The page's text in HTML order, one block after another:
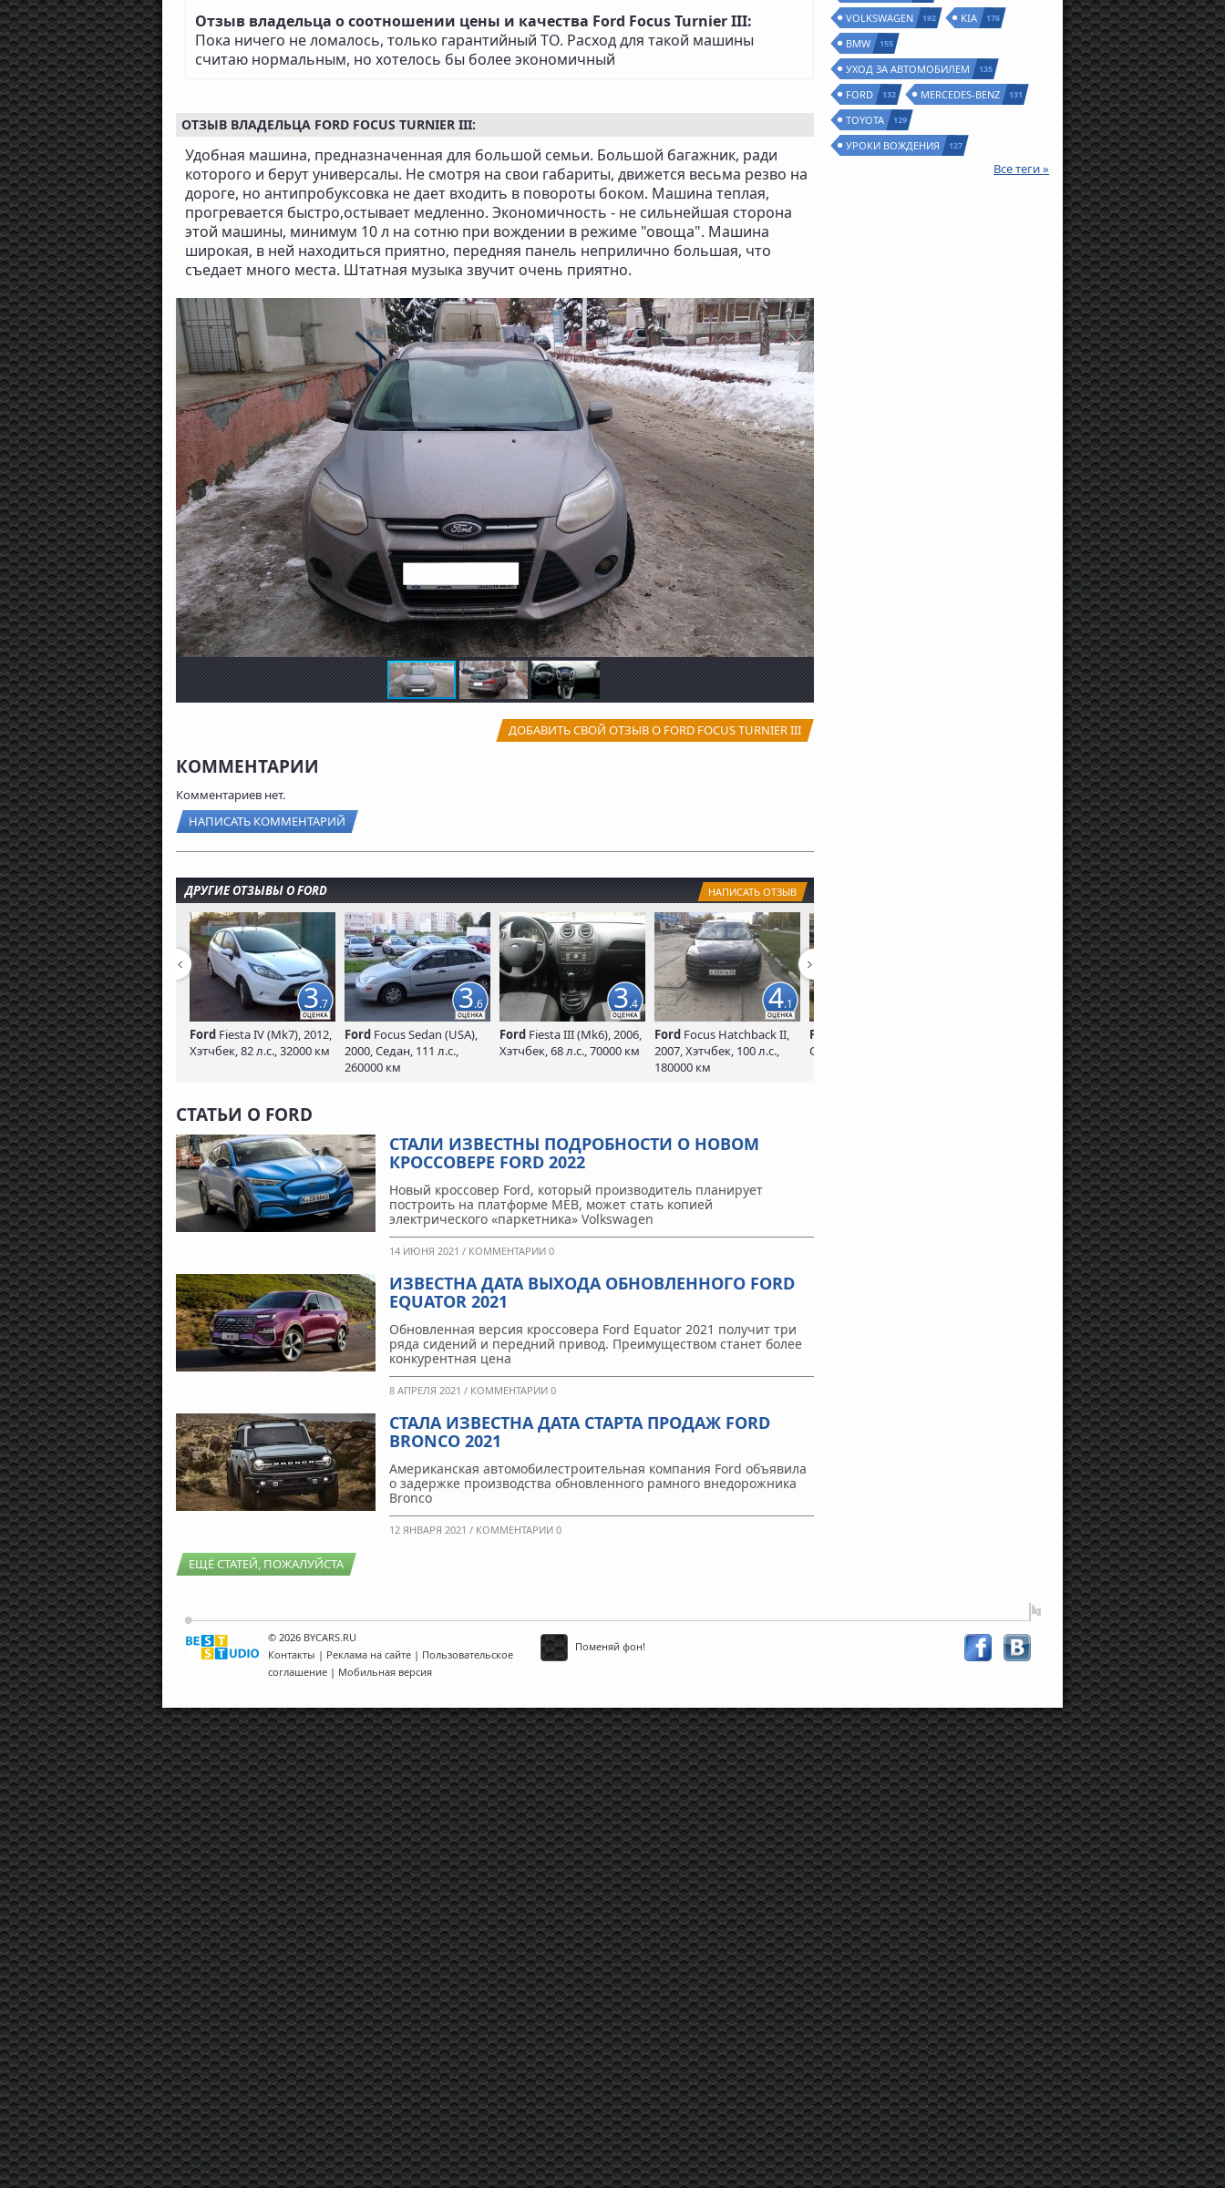
Отзыв владельца о соотношении цены и качества Ford Focus Turnier III:
Пока ничего не ломалось, только гарантийный ТО. Расход для такой машины
считаю нормальным, но хотелось бы более экономичный
ОТЗЫВ ВЛАДЕЛЬЦА FORD FOCUS TURNIER III:
Удобная машина, предназначенная для большой семьи. Большой багажник, ради
которого и берут универсалы. Не смотря на свои габариты, движется весьма резво на
дороге, но антипробуксовка не дает входить в повороты боком. Машина теплая,
прогревается быстро,остывает медленно. Экономичность - не сильнейшая сторона
этой машины, минимум 10 л на сотню при вождении в режиме "овоща". Машина
широкая, в ней находиться приятно, передняя панель неприлично большая, что
съедает много места. Штатная музыка звучит очень приятно.
ДОБАВИТЬ СВОЙ ОТЗЫВ О FORD FOCUS TURNIER III
КОММЕНТАРИИ
Комментариев нет.
НАПИСАТЬ КОММЕНТАРИЙ
ДРУГИЕ ОТЗЫВЫ О FORD НАПИСАТЬ ОТЗЫВ
3.7
Ford Fiesta IV (Mk7), 2012,
Хэтчбек, 82 л.с., 32000 км
3.6
Ford Focus Sedan (USA),
2000, Седан, 111 л.с.,
260000 км
3.4
Ford Fiesta III (Mk6), 2006,
Хэтчбек, 68 л.с., 70000 км
4.1
Ford Focus Hatchback II,
2007, Хэтчбек, 100 л.с.,
180000 км
Ford
Седан, 161 л.с., 86000 км
3.6
Hatchback, 2002, Хэтчбек,
130 л.с., 240000 км
FordB-MAX, 2013,
Минивэн, 100 л.с.,
6000 км
СТАТЬИ О FORD
СТАЛИ ИЗВЕСТНЫ ПОДРОБНОСТИ О НОВОМ
КРОССОВЕРЕ FORD 2022
Новый кроссовер Ford, который производитель планирует
построить на платформе MEB, может стать копией
электрического «паркетника» Volkswagen
14 ИЮНЯ 2021 / КОММЕНТАРИИ 0
ИЗВЕСТНА ДАТА ВЫХОДА ОБНОВЛЕННОГО FORD
EQUATOR 2021
Обновленная версия кроссовера Ford Equator 2021 получит три
ряда сидений и передний привод. Преимуществом станет более
конкурентная цена
8 АПРЕЛЯ 2021 / КОММЕНТАРИИ 0
СТАЛА ИЗВЕСТНА ДАТА СТАРТА ПРОДАЖ FORD
BRONCO 2021
Американская автомобилестроительная компания Ford объявила
о задержке производства обновленного рамного внедорожника
Bronco
12 ЯНВАРЯ 2021 / КОММЕНТАРИИ 0
ЕЩЁ СТАТЕЙ, ПОЖАЛУЙСТА
VOLKSWAGEN 192 KIA 176
BMW 155
УХОД ЗА АВТОМОБИЛЕМ 135
FORD 132 MERCEDES-BENZ 131
TOYOTA 129
УРОКИ ВОЖДЕНИЯ 127
Все теги »
Поменяй фон!
© 2026 BYCARS.RU
Контакты | Реклама на сайте | Пользовательское
соглашение | Мобильная версия